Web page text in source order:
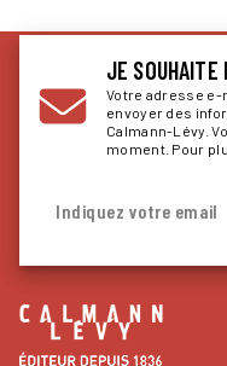
JE SOUHAITE
Votre adresse
envoyer des
Calmann-Lévy.
moment. Pour
Indiquez votre email